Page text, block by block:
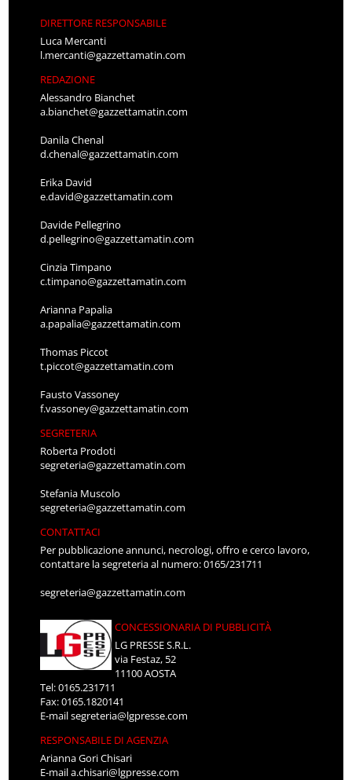
DIRETTORE RESPONSABILE
Luca Mercanti
l.mercanti@gazzettamatin.com
REDAZIONE
Alessandro Bianchet
a.bianchet@gazzettamatin.com
Danila Chenal
d.chenal@gazzettamatin.com
Erika David
e.david@gazzettamatin.com
Davide Pellegrino
d.pellegrino@gazzettamatin.com
Cinzia Timpano
c.timpano@gazzettamatin.com
Arianna Papalia
a.papalia@gazzettamatin.com
Thomas Piccot
t.piccot@gazzettamatin.com
Fausto Vassoney
f.vassoney@gazzettamatin.com
SEGRETERIA
Roberta Prodoti
segreteria@gazzettamatin.com
Stefania Muscolo
segreteria@gazzettamatin.com
CONTATTACI
Per pubblicazione annunci, necrologi, offro e cerco lavoro,
contattare la segreteria al numero: 0165/231711
segreteria@gazzettamatin.com
CONCESSIONARIA DI PUBBLICITÀ
LG PRESSE S.R.L.
via Festaz, 52
11100 AOSTA
Tel: 0165.231711
Fax: 0165.1820141
E-mailsegreteria@lgpresse.com
RESPONSABILE DI AGENZIA
Arianna Gori Chisari
E-maila.chisari@lgpresse.com